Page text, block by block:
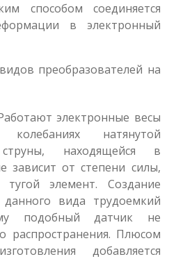
способом соединяется
в электронный
преобразователей на
электронные весы
натянутой
струны, находящейся в
зависит от степени силы,
элемент. Создание
данного вида трудоемкий
подобный датчик не
распространения. Плюсом
добавляется